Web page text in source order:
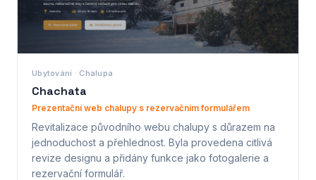
Ubytování · Chalupa
Chachata
Prezentační web chalupy s rezervačním formulářem
Revitalizace původního webu chalupy s důrazem na
jednoduchost a přehlednost. Byla provedena citlivá
revize designu a přidány funkce jako fotogalerie a
rezervační formulář.